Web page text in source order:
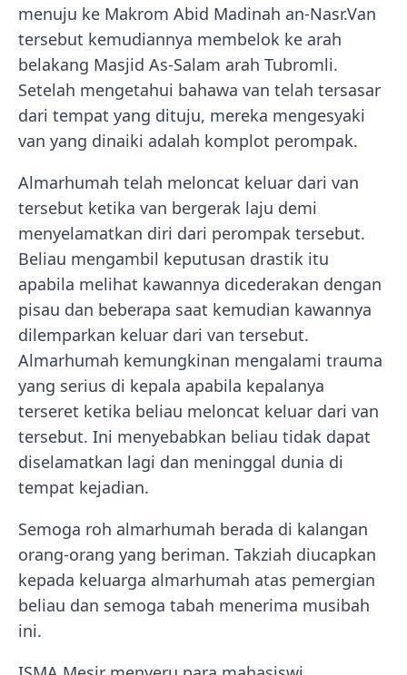
menuju ke Makrom Abid Madinah an-Nasr.Van
tersebut kemudiannya membelok ke arah
belakang Masjid As-Salam arah Tubromli.
Setelah mengetahui bahawa van telah tersasar
dari tempat yang dituju, mereka mengesyaki
van yang dinaiki adalah komplot perompak.
Almarhumah telah meloncat keluar dari van
tersebut ketika van bergerak laju demi
menyelamatkan diri dari perompak tersebut.
Beliau mengambil keputusan drastik itu
apabila melihat kawannya dicederakan dengan
pisau dan beberapa saat kemudian kawannya
dilemparkan keluar dari van tersebut.
Almarhumah kemungkinan mengalami trauma
yang serius di kepala apabila kepalanya
terseret ketika beliau meloncat keluar dari van
tersebut. Ini menyebabkan beliau tidak dapat
diselamatkan lagi dan meninggal dunia di
tempat kejadian.
Semoga roh almarhumah berada di kalangan
orang-orang yang beriman. Takziah diucapkan
kepada keluarga almarhumah atas pemergian
beliau dan semoga tabah menerima musibah
ini.